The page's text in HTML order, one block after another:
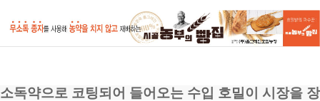
소독약으로 코팅되어 들어오는 수입 호밀이 시장을 장